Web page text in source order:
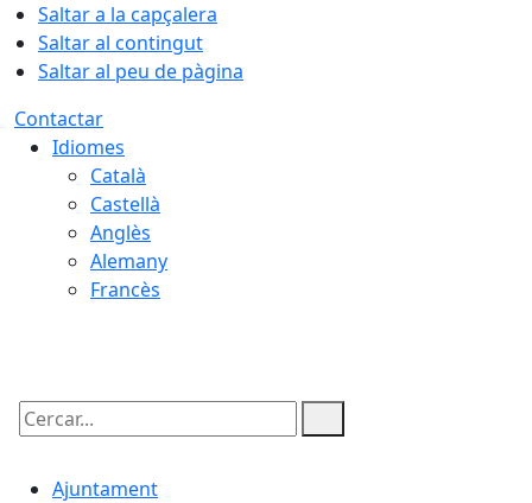
Saltar a la capçalera
Saltar al contingut
Saltar al peu de pàgina
Contactar
Idiomes
Català
Castellà
Anglès
Alemany
Francès
Cercar:
Ajuntament